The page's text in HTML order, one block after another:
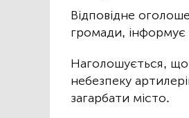
Відповідне
громади, інформує
Наголошується, що
небезпеку
загарбати місто.